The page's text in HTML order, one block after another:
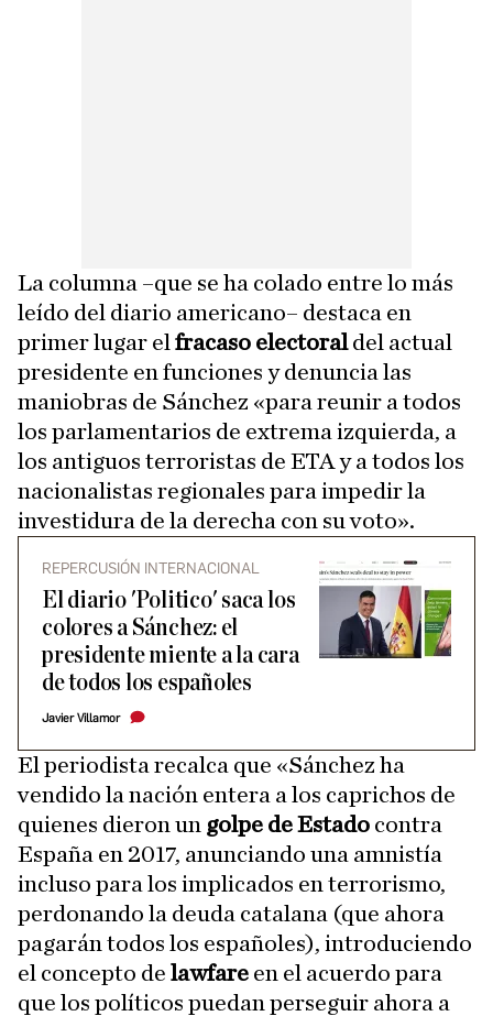
La columna –que se ha colado entre lo más
leído del diario americano– destaca en
primer lugar el fracaso electoraldel actual
presidente en funciones y denuncia las
maniobras de Sánchez «para reunir a todos
los parlamentarios de extrema izquierda, a
los antiguos terroristas de ETA y a todos los
nacionalistas regionales para impedir la
investidura de la derecha con su voto».
REPERCUSIÓN INTERNACIONAL
El diario 'Politico' saca los
colores a Sánchez: el
presidente miente a la cara
de todos los españoles
Javier Villamor
El periodista recalca que «Sánchez ha
vendido la nación entera a los caprichos de
quienes dieron un golpe de Estado contra
España en 2017, anunciando una amnistía
incluso para los implicados en terrorismo,
perdonando la deuda catalana (que ahora
pagarán todos los españoles), introduciendo
el concepto de lawfare en el acuerdo para
que los políticos puedan perseguir ahora a